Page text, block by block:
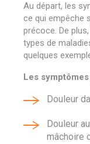
Au départ, les
ce qui empêche
précoce. De
types de
quelques
Les
Douleur
Douleur
mâchoire